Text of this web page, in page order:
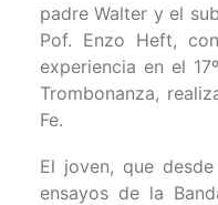
padre Walter y el
Pof. Enzo Heft,
experiencia en el
Trombonanza,
Fe.
El joven, que
ensayos de la